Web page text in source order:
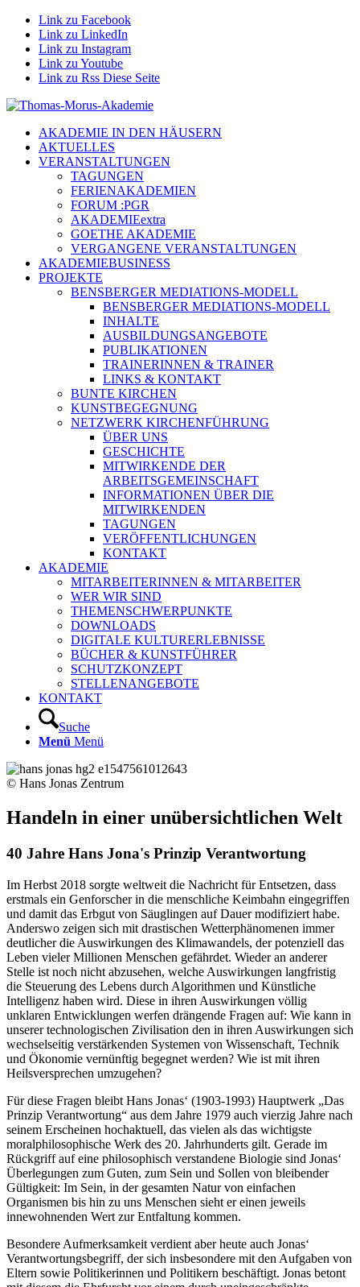
Link zu Facebook
Link zu LinkedIn
Link zu Instagram
Link zu Youtube
Link zu Rss Diese Seite
AKADEMIE IN DEN HÄUSERN
AKTUELLES
VERANSTALTUNGEN
TAGUNGEN
FERIENAKADEMIEN
FORUM :PGR
AKADEMIEextra
GOETHE AKADEMIE
VERGANGENE VERANSTALTUNGEN
AKADEMIEBUSINESS
PROJEKTE
BENSBERGER MEDIATIONS-MODELL
BENSBERGER MEDIATIONS-MODELL
INHALTE
AUSBILDUNGSANGEBOTE
PUBLIKATIONEN
TRAINERINNEN & TRAINER
LINKS & KONTAKT
BUNTE KIRCHEN
KUNSTBEGEGNUNG
NETZWERK KIRCHENFÜHRUNG
ÜBER UNS
GESCHICHTE
MITWIRKENDE DER
ARBEITSGEMEINSCHAFT
INFORMATIONEN ÜBER DIE
MITWIRKENDEN
TAGUNGEN
VERÖFFENTLICHUNGEN
KONTAKT
AKADEMIE
MITARBEITERINNEN & MITARBEITER
WER WIR SIND
THEMENSCHWERPUNKTE
DOWNLOADS
DIGITALE KULTURERLEBNISSE
BÜCHER & KUNSTFÜHRER
SCHUTZKONZEPT
STELLENANGEBOTE
KONTAKT
Suche
Menü Menü
© Hans Jonas Zentrum
Handeln in einer unübersichtlichen Welt
40 Jahre Hans Jona's Prinzip Verantwortung
Im Herbst 2018 sorgte weltweit die Nachricht für Entsetzen, dass
erstmals ein Genforscher in die menschliche Keimbahn eingegriffen
und damit das Erbgut von Säuglingen auf Dauer modifiziert habe.
Anderswo zeigen sich mit drastischen Wetterphänomenen immer
deutlicher die Auswirkungen des Klimawandels, der potenziell das
Leben vieler Millionen Menschen gefährdet. Wieder an anderer
Stelle ist noch nicht abzusehen, welche Auswirkungen langfristig
die Steuerung des Lebens durch Algorithmen und Künstliche
Intelligenz haben wird. Diese in ihren Auswirkungen völlig
unklaren Entwicklungen werfen drängende Fragen auf: Wie kann in
unserer technologischen Zivilisation den in ihren Auswirkungen sich
wechselseitig verstärkenden Systemen von Wissenschaft, Technik
und Ökonomie vernünftig begegnet werden? Wie ist mit ihren
Heilsversprechen umzugehen?
Für diese Fragen bleibt Hans Jonas‘ (1903-1993) Hauptwerk „Das
Prinzip Verantwortung“ aus dem Jahre 1979 auch vierzig Jahre nach
seinem Erscheinen hochaktuell, das vielen als das wichtigste
moralphilosophische Werk des 20. Jahrhunderts gilt. Gerade im
Rückgriff auf eine philosophisch verstandene Biologie sind Jonas‘
Überlegungen zum Guten, zum Sein und Sollen von bleibender
Gültigkeit: Im Sein, in der gesamten Natur von einfachen
Organismen bis hin zu uns Menschen sieht er einen jeweils
innewohnenden Wert zur Entfaltung kommen.
Besondere Aufmerksamkeit verdient aber heute auch Jonas‘
Verantwortungsbegriff, der sich insbesondere mit den Aufgaben von
Eltern sowie Politikerinnen und Politikern beschäftigt. Jonas betont